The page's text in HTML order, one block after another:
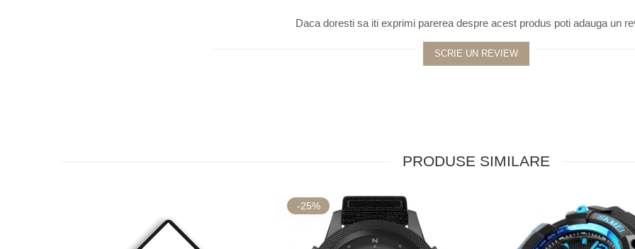
Daca doresti sa iti exprimi parerea despre acest produs poti adauga un
SCRIE UN REVIEW
PRODUSE SIMILARE
-25%